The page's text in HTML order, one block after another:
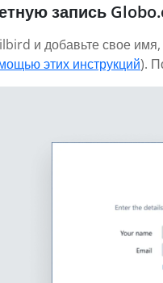
запись
и добавьте свое
этих инструкций).